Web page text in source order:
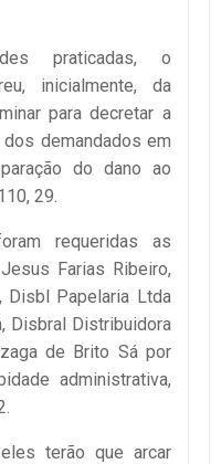
praticadas, o
inicialmente, da
para decretar a
demandados em
do dano ao
29.
requeridas as
Farias Ribeiro,
Disbl Papelaria Ltda
Disbral Distribuidora
de Brito Sá por
administrativa,
terão que arcar